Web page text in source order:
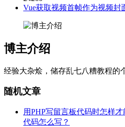
Vue获取视频首帧作为视频封
博主介绍
经验大杂烩，储存乱七八糟教程的
随机文章
用PHP写留言板代码时怎样
代码怎么写？